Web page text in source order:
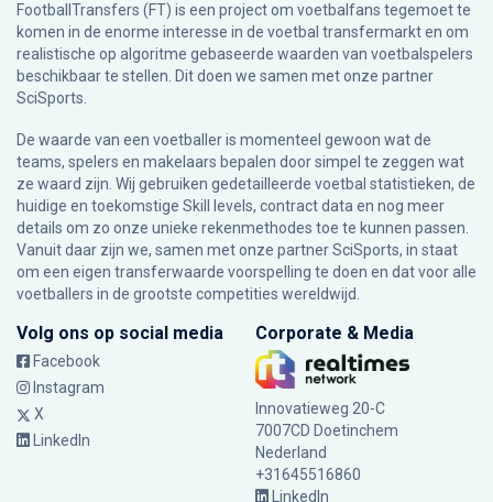
FootballTransfers (FT) is een project om voetbalfans tegemoet te
komen in de enorme interesse in de voetbal transfermarkt en om
realistische op algoritme gebaseerde waarden van voetbalspelers
beschikbaar te stellen. Dit doen we samen met onze partner
SciSports
De waarde van een voetballer is momenteel gewoon wat de
teams, spelers en makelaars bepalen door simpel te zeggen wat
ze waard zijn. Wij gebruiken gedetailleerde voetbal statistieken, de
huidige en toekomstige Skill levels, contract data en nog meer
details om zo onze unieke rekenmethodes toe te kunnen passen.
Vanuit daar zijn we, samen met onze partner SciSports, in staat
om een eigen transferwaarde voorspelling te doen en dat voor alle
voetballers in de grootste competities wereldwijd.
Volg ons op social media
Facebook
Instagram
X
LinkedIn
Corporate & Media
Innovatieweg 20-C
7007CD Doetinchem
Nederland
+31645516860
LinkedIn